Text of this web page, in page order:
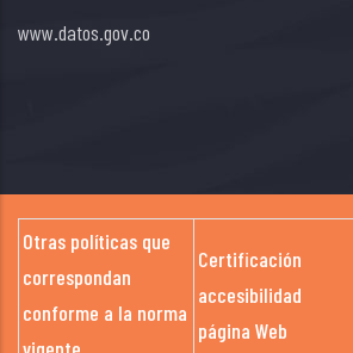
www.datos.gov.co
Otras políticas que
correspondan
conforme a la norma
Certificación
accesibilidad
página Web